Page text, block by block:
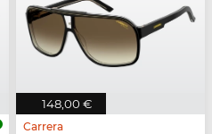
148,00 €
Carrera